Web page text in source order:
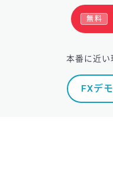
無料
本番に近い
FXデ